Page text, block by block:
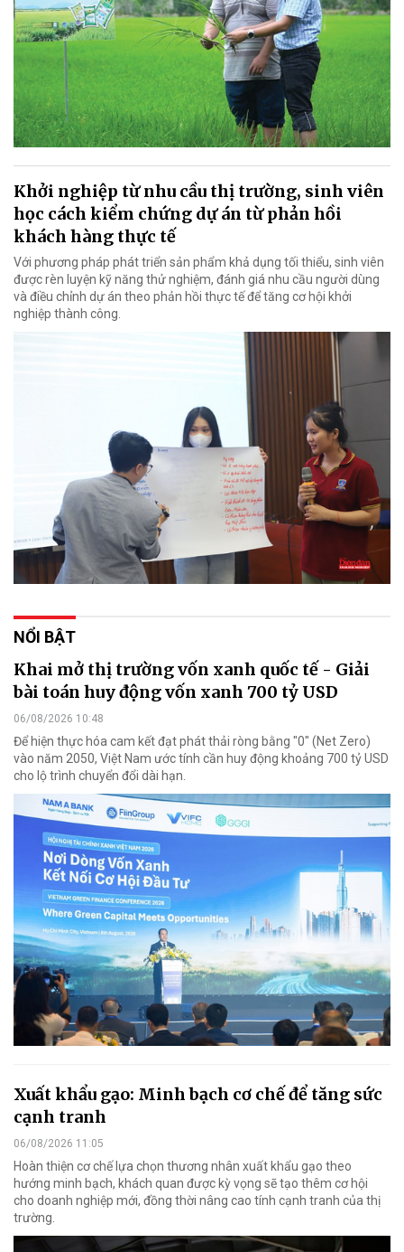
Khởi nghiệp từ nhu cầu thị trường, sinh viên
học cách kiểm chứng dự án từ phản hồi
khách hàng thực tế
Với phương pháp phát triển sản phẩm khả dụng tối thiểu, sinh viên
được rèn luyện kỹ năng thử nghiệm, đánh giá nhu cầu người dùng
và điều chỉnh dự án theo phản hồi thực tế để tăng cơ hội khởi
nghiệp thành công.
NỔI BẬT
Khai mở thị trường vốn xanh quốc tế - Giải
bài toán huy động vốn xanh 700 tỷ USD
06/08/2026 10:48
Để hiện thực hóa cam kết đạt phát thải ròng bằng "0" (Net Zero)
vào năm 2050, Việt Nam ước tính cần huy động khoảng 700 tỷ USD
cho lộ trình chuyển đổi dài hạn.
Xuất khẩu gạo: Minh bạch cơ chế để tăng sức
cạnh tranh
06/08/2026 11:05
Hoàn thiện cơ chế lựa chọn thương nhân xuất khẩu gạo theo
hướng minh bạch, khách quan được kỳ vọng sẽ tạo thêm cơ hội
cho doanh nghiệp mới, đồng thời nâng cao tính cạnh tranh của thị
trường.